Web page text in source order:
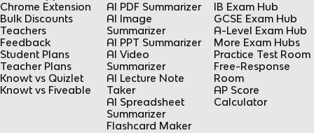
Chrome Extension
Bulk Discounts
Teachers
Feedback
Student Plans
Teacher Plans
Knowt vs Quizlet
Knowt vs Fiveable
AI PDF Summarizer
AI Image
Summarizer
AI PPT Summarizer
AI Video
Summarizer
AI Lecture Note
Taker
AI Spreadsheet
Summarizer
Flashcard Maker
IB Exam Hub
GCSE Exam Hub
A-Level Exam Hub
More Exam Hubs
Practice Test Room
Free-Response
Room
AP Score
Calculator